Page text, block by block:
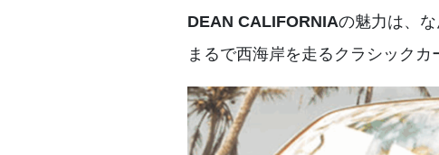
DEAN CALIFORNIAの魅力は、
まるで西海岸を走るクラシック